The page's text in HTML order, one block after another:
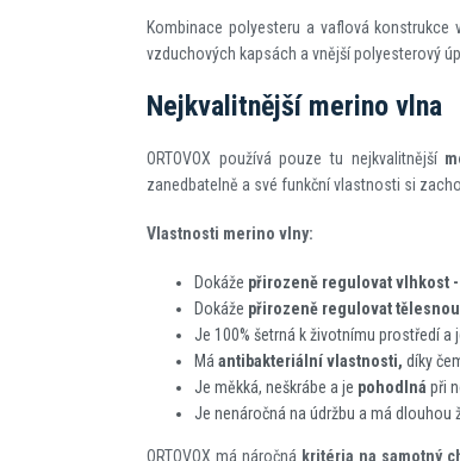
Kombinace polyesteru a vaflová
vzduchových kapsách a vnější polyesterový
Nejkvalitnější merino vlna
ORTOVOX používá pouze tu nejkvalitnější
zanedbatelně a své funkční vlastnosti si
Vlastnosti merino vlny:
Dokáže přirozeně regulovat vlhkost -
Dokáže přirozeně regulovat
Je 100% šetrná k životnímu prostředí a
Má antibakteriální vlastnosti, díky
Je měkká, neškrábe a je pohodlná při
Je nenáročná na údržbu a má dlouhou
ORTOVOX má náročná kritéria na samotný